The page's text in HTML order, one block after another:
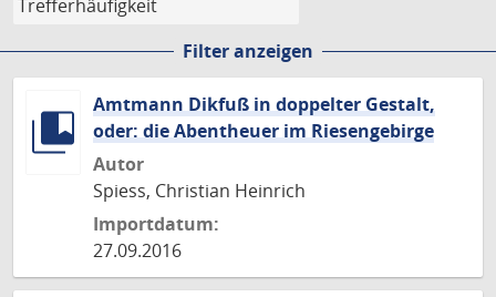
Filter anzeigen
Amtmann Dikfuß in doppelter Gestalt,
oder: die Abentheuer im Riesengebirge
Autor
Spiess, Christian Heinrich
Importdatum:
27.09.2016